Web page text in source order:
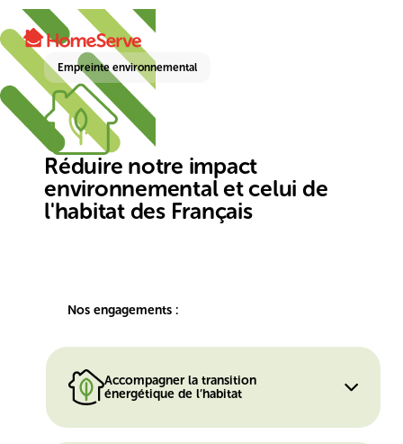
Empreinte environnemental
Réduire notre impact
environnemental et celui de
l'habitat des Français
Nos engagements :
Accompagner la transition
énergétique de l’habitat